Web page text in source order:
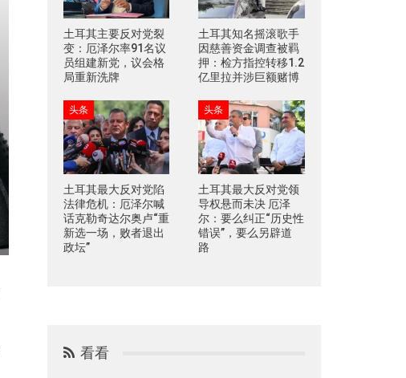
土耳其主要反对党裂
变：厄泽尔率91名议
员组建新党，议会格
局重新洗牌
土耳其知名摇滚歌手
因慈善资金调查被羁
押：检方指控转移1.2
亿里拉并涉巨额赌博
头条
土耳其最大反对党陷
法律危机：厄泽尔喊
话克勒奇达尔奥卢“重
新选一场，败者退出
政坛”
头条
土耳其最大反对党领
导权悬而未决 厄泽
尔：要么纠正“历史性
错误”，要么另辟道
路
看看